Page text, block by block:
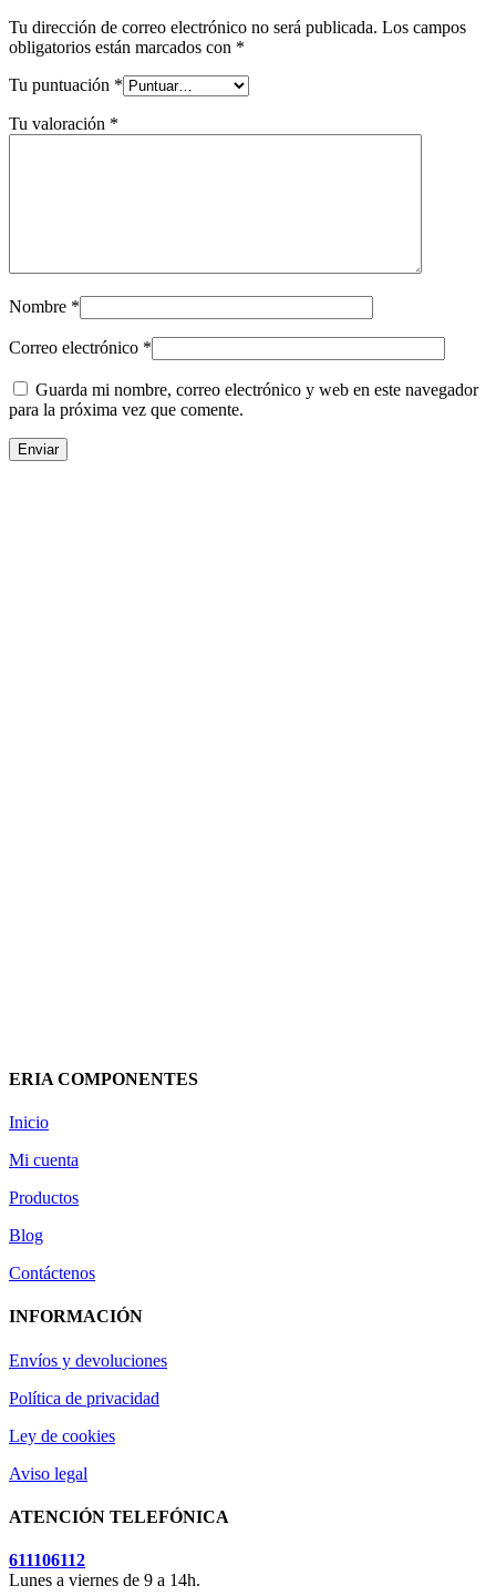
Tu dirección de correo electrónico no será publicada. Los campos
obligatorios están marcados con *
Tu puntuación *
Tu valoración *
Nombre *
Correo electrónico *
Guarda mi nombre, correo electrónico y web en este navegador
para la próxima vez que comente.
ERIA COMPONENTES
Inicio
Mi cuenta
Productos
Blog
Contáctenos
INFORMACIÓN
Envíos y devoluciones
Política de privacidad
Ley de cookies
Aviso legal
ATENCIÓN TELEFÓNICA
611106112
Lunes a viernes de 9 a 14h.